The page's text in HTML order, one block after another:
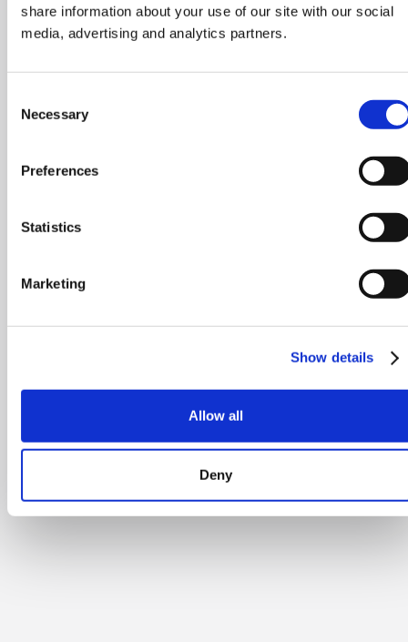
share information about your use of our site with our social
media, advertising and analytics partners.
Selection
Necessary
Preferences
Statistics
Marketing
Show details
Allow all
Deny